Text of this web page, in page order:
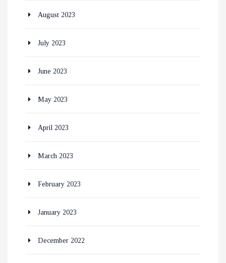
August 2023
July 2023
June 2023
May 2023
April 2023
March 2023
February 2023
January 2023
December 2022